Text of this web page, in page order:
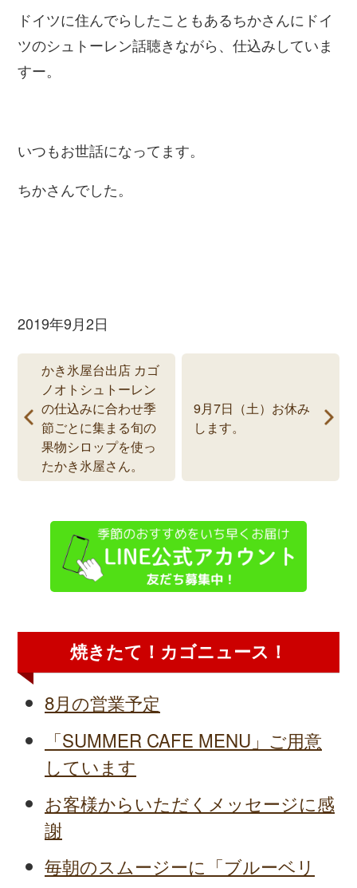
ドイツに住んでらしたこともあるちかさんにドイ
ツのシュトーレン話聴きながら、仕込みしていま
すー。
いつもお世話になってます。
ちかさんでした。
2019年9月2日
かき氷屋台出店 カゴ
ノオトシュトーレン
の仕込みに合わせ季
節ごとに集まる旬の
果物シロップを使っ
たかき氷屋さん。
9月7日（土）お休み
します。
焼きたて！カゴニュース！
8月の営業予定
「SUMMER CAFE MENU」ご用意
しています
お客様からいただくメッセージに感
謝
毎朝のスムージーに「ブルーベリ